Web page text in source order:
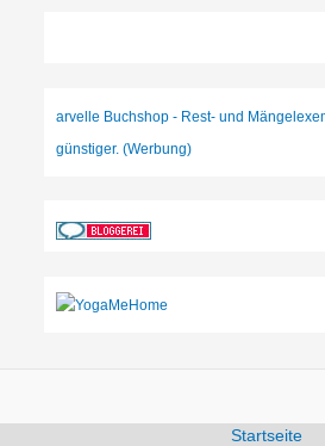
arvelle Buchshop - Rest- und
günstiger. (Werbung)
Startseite